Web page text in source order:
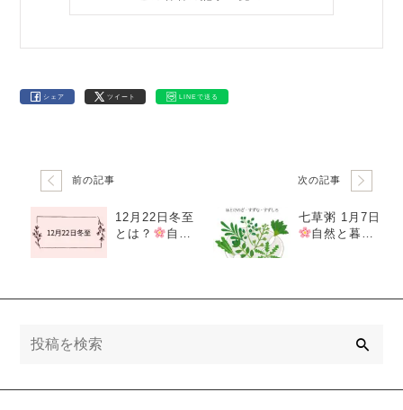
シェア ツイート LINEで送る
前の記事
12月22日冬至
とは？
自然
次の記事
七草粥 1月7日
自然と暮ら